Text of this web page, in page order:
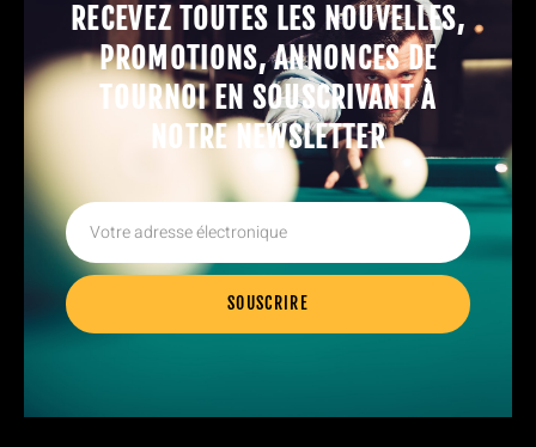
RECEVEZ TOUTES LES NOUVELLES,
PROMOTIONS, ANNONCES DE
TOURNOI EN SOUSCRIVANT À
NOTRE NEWSLETTER
SOUSCRIRE